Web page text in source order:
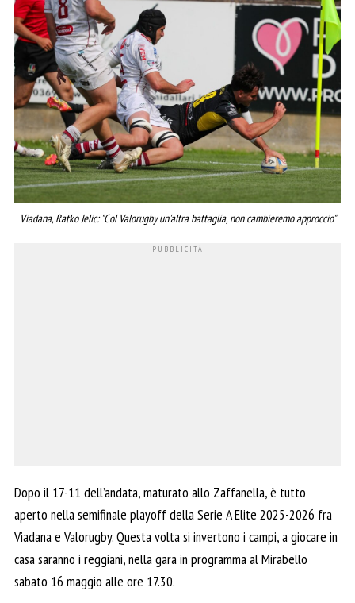
Viadana, Ratko Jelic: "Col Valorugby un'altra battaglia, non cambieremo approccio"
Dopo il 17-11 dell’andata, maturato allo Zaffanella, è tutto
aperto nella semifinale playoff della Serie A Elite 2025-2026 fra
Viadana e Valorugby. Questa volta si invertono i campi, a giocare in
casa saranno i reggiani, nella gara in programma al Mirabello
sabato 16 maggio alle ore 17.30.